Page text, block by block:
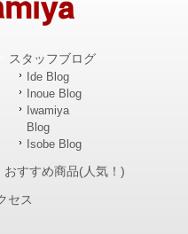
スタッフブログ
Ide Blog
Inoue Blog
Iwamiya
Blog
Isobe Blog
おすすめ商品(人気！)
セス